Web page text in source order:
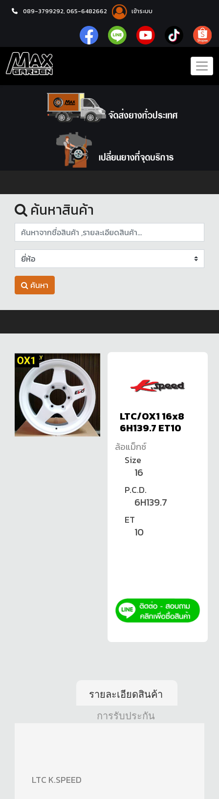
089-3799292, 065-6482662 เข้าระบบ
หน้าแรก
ค้นหาสินค้า
ค้นหา
LTC/OX1 16x8
6H139.7 ET10
ล้อแม็กซ์
Size
16
P.C.D.
6H139.7
ET
10
รายละเอียดสินค้า
การรับประกัน
LTC K.SPEED